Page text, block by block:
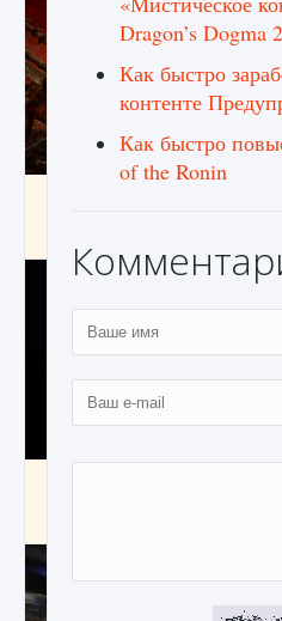
Dragon’s Dogma 2
Как быстро
контенте
Как быстро
of the Ronin